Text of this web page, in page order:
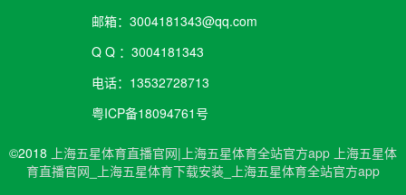
邮箱： 3004181343@qq.com
Q Q ： 3004181343
电话： 13532728713
粤ICP备18094761号
©2018 上海五星体育直播官网|上海五星体育全站官方app 上海五星体
育直播官网
上海五星体育下载安装 上海五星体育全站官方app